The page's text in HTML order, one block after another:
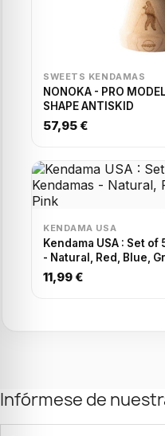
SWEETS KENDAMAS
NONOKA - PRO
SHAPE ANTISKID
57,95 €
KENDAMA USA
Kendama USA : Set of
- Natural, Red, Blue,
11,99 €
Infórmese de